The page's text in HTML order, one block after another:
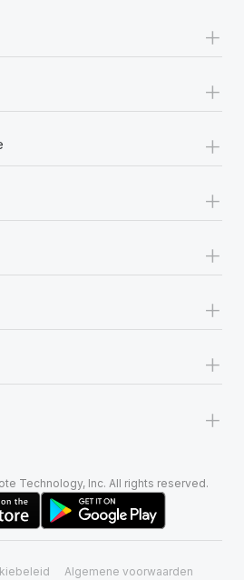
+
+
+
+
+
+
+
+
Technology, Inc. All rights reserved.
Algemene voorwaarden